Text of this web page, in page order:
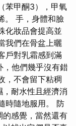
苯甲酮3），甲氧
。 手，身體和臉
化妝品會提高並
我們在骨盆上曬
戶對乳霜感到滿
他們幾乎沒有錯
，不會留下粘稠
耐水性且經濟消
時隨地服用。 防
感覺，當然還有